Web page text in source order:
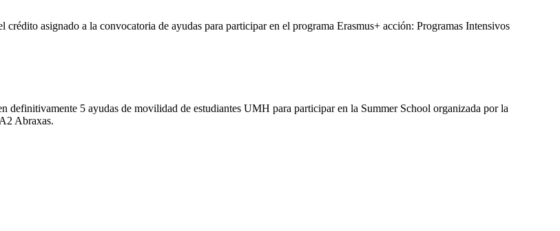
asignado a la convocatoria de ayudas para participar en el programa Erasmus+ acción: Programas Intensivos
definitivamente 5 ayudas de movilidad de estudiantes UMH para participar en la Summer School organizada por la
Abraxas.